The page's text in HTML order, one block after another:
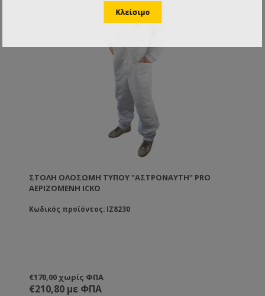
ΣΤΟΛΉ ΟΛΌΣΩΜΗ ΤΎΠΟΥ "ΑΣΤΡΟΝΑΎΤΗ" PRO
ΑΕΡΙΖΌΜΕΝΗ ICKO
Κωδικός προϊόντος: IZ8230
€170,00 χωρίς ΦΠΑ
€210,80 με ΦΠΑ